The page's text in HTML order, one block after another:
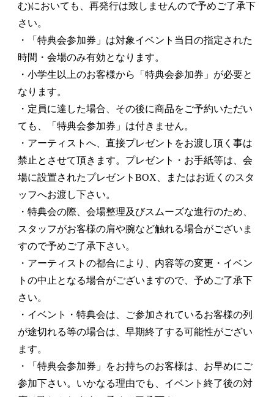
む)においても、再発行は致しませんので予めご了承下
さい。
・「特典会参加券」は対象イベント当日の指定された
時間・会場のみ有効となります。
・小学生以上のお客様から「特典会参加券」が必要と
なります。
・定員に達した場合、その後に商品をご予約いただい
ても、「特典会参加券」は付きません。
・アーティストへ、直接プレゼントをお渡し頂く事は
禁止とさせて頂きます。プレゼント・お手紙等は、会
場に設置されたプレゼントBOX、またはお近くのスタ
ッフへお渡し下さい。
・特典会の際、会場整理及びスムーズな進行のため、
スタッフがお客様の肩や腕など触れる場合がございま
すので予めご了承下さい。
・アーティストの都合により、内容等の変更・イベン
トの中止となる場合がございますので、予めご了承下
さい。
・イベント・特典会は、ご参加されているお客様の列
が途切れる等の場合は、早期終了する可能性がござい
ます。
・「特典会参加券」をお持ちのお客様は、お早めにご
参加下さい。いかなる理由でも、イベント終了後の対